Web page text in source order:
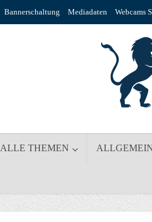
Bannerschaltung Mediadaten Webcams
ALLE THEMEN